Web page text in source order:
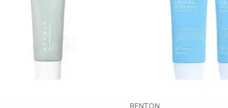
BENTON